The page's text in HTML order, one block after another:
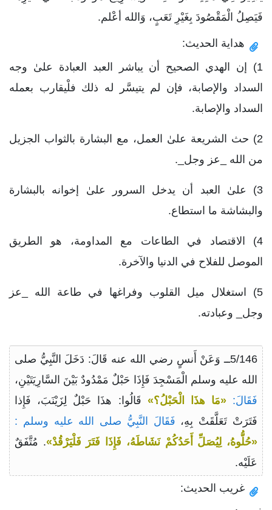
فَيَصِلُ الْمَقْصُودَ بِغَيْرِ تَعَبٍ، وَالله أعْلم.
هداية الحديث:
1) إن الهدي الصحيح أن يباشر العبد العبادة علىٰ وجه
السداد والإصابة، فإن لم يتيسَّر له ذلك فلْيقارب بعمله
السداد والإصابة.
2) حث الشريعة علىٰ العمل، مع البشارة بالثواب الجزيل
من الله _عز وجل_.
3) علىٰ العبد أن يدخل السرور علىٰ إخوانه بالبشارة
والبشاشة ما استطاع.
4) الاقتصاد في الطاعات مع المداومة، هو الطريق
الموصل للفلاح في الدنيا والآخرة.
5) استغلال ميل القلوب وفراغها في طاعة الله _عز
وجل_ وعبادته.
5/146ــ وَعَنْ أَنسٍ رضي الله عنه قَالَ: دَخَلَ النَّبِيُّ صلى
الله عليه وسلم الْمَسْجِدَ فَإِذَا حَبْلٌ مَمْدُودٌ بَيْنَ السَّارِيَتَيْنِ،
فَقَالَ: «مَا هذَا الْحَبْلُ؟» قَالُوا: هذَا حَبْلٌ لِزَيْنَبَ، فَإِذا
فَتَرَتْ تَعَلَّقَتْ بِهِ، فَقَالَ النَّبِيُّ صلى الله عليه وسلم :
«حُلُّوهُ، لِيُصَلِّ أَحَدُكُمْ نَشَاطَهُ، فَإِذَا فَتَرَ فَلْيَرْقُدْ». مُتَّفَقٌ
عَلَيْه.
غريب الحديث: